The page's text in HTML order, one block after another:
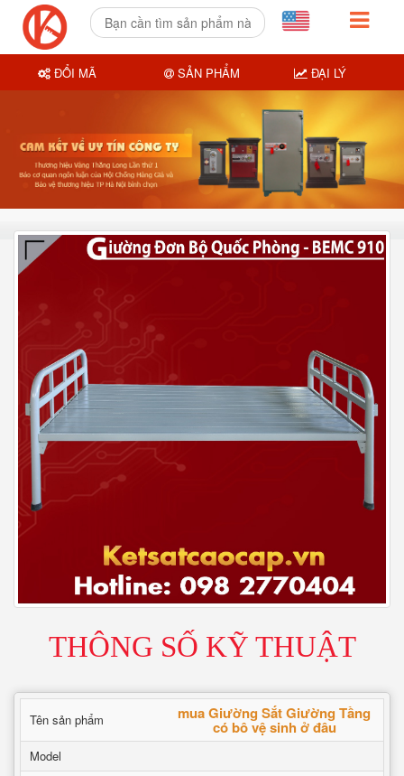
THÔNG SỐ KỸ THUẬT
Tên sản phẩm mua Giường Sắt Giường Tầng
có bô vệ sinh ở đâu
Model
ĐỔI MÃ SẢN PHẨM ĐẠI LÝ